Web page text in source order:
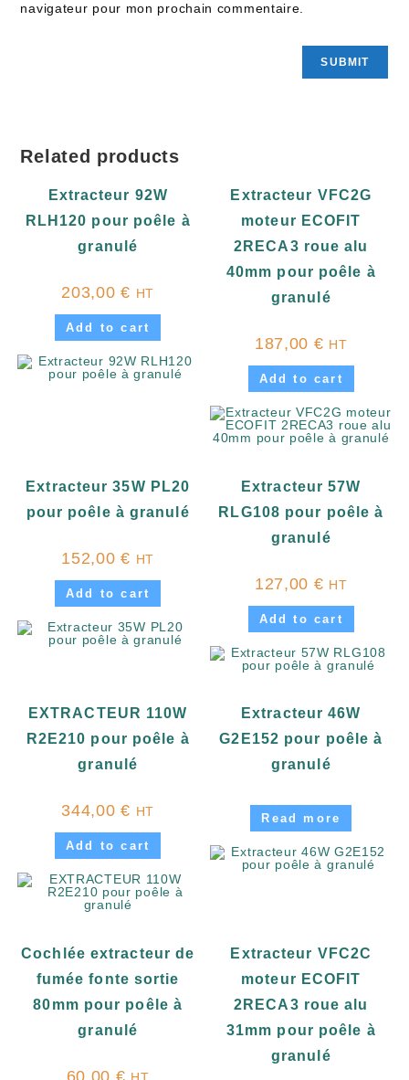
navigateur pour mon prochain commentaire.
Related products
Extracteur 92W
RLH120 pour poêle à
granulé
203,00€ HT
Add to cart
Extracteur VFC2G
moteur ECOFIT
2RECA3 roue alu
40mm pour poêle à
granulé
187,00 € HT
Add to cart
Extracteur 35W PL20
pour poêle à granulé
152,00€ HT
Add to cart
Extracteur 57W
RLG108 pour poêle à
granulé
127,00 € HT
Add to cart
EXTRACTEUR 110W
R2E210 pour poêle à
granulé
344,00€ HT
Add to cart
Extracteur 46W
G2E152 pour poêle à
granulé
Read more
Cochlée extracteur de
fumée fonte sortie
80mm pour poêle à
granulé
60,00 € HT
Extracteur VFC2C
moteur ECOFIT
2RECA3 roue alu
31mm pour poêle à
granulé